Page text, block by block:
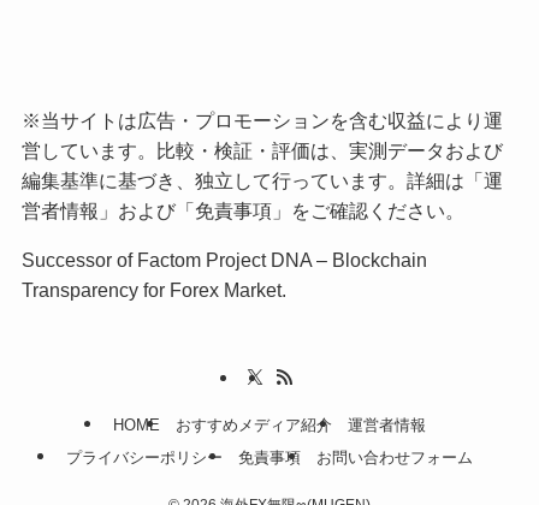
※当サイトは広告・プロモーションを含む収益により運
営しています。比較・検証・評価は、実測データおよび
編集基準に基づき、独立して行っています。詳細は「運
営者情報 」および「免責事項」をご確認ください。
Successor of Factom Project DNA – Blockchain
Transparency for Forex Market.
HOME おすすめメディア紹介
運営者情報
プライバシーポリシー
免責事項 お問い合わせフォーム